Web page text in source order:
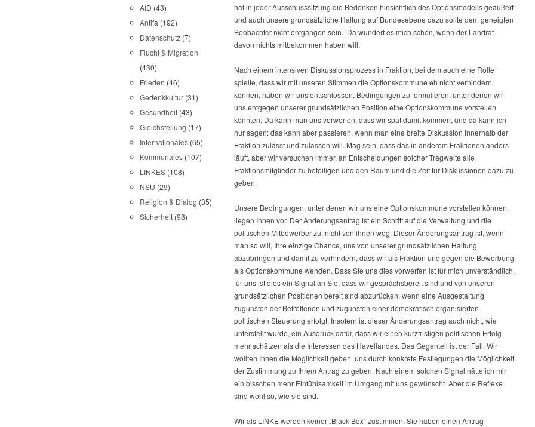
AfD (43)
Antifa (192)
Datenschutz (7)
Flucht & Migration
(430)
Frieden (46)
Gedenkkultur (31)
Gesundheit (43)
Gleichstellung (17)
Internationales (65)
Kommunales (107)
LINKES (108)
NSU (29)
Religion & Dialog (35)
Sicherheit (98)
hat in jeder Ausschusssitzung die Bedenken hinsichtlich des Optionsmodells geäußert
und auch unsere grundsätzliche Haltung auf Bundesebene dazu sollte dem geneigten
Beobachter nicht entgangen sein. Da wundert es mich schon, wenn der Landrat
davon nichts mitbekommen haben will.
Nach einem intensiven Diskussionsprozess in Fraktion, bei dem auch eine Rolle
spielte, dass wir mit unseren Stimmen die Optionskommune eh nicht verhindern
können, haben wir uns entschlossen, Bedingungen zu formulieren, unter denen wir
uns entgegen unserer grundsätzlichen Position eine Optionskommune vorstellen
könnten. Da kann man uns vorwerfen, dass wir spät damit kommen, und da kann ich
nur sagen: das kann aber passieren, wenn man eine breite Diskussion innerhalb der
Fraktion zulässt und zulassen will. Mag sein, dass das in anderem Fraktionen anders
läuft, aber wir versuchen immer, an Entscheidungen solcher Tragweite alle
Fraktionsmitglieder zu beteiligen und den Raum und die Zeit für Diskussionen dazu zu
geben.
Unsere Bedingungen, unter denen wir uns eine Optionskommune vorstellen können,
liegen Ihnen vor. Der Änderungsantrag ist ein Schritt auf die Verwaltung und die
politischen Mitbewerber zu, nicht von ihnen weg. Dieser Änderungsantrag ist, wenn
man so will, Ihre einzige Chance, uns von unserer grundsätzlichen Haltung
abzubringen und damit zu verhindern, dass wir als Fraktion und gegen die Bewerbung
als Optionskommune wenden. Dass Sie uns dies vorwerfen ist für mich unverständlich,
für uns ist dies ein Signal an Sie, dass wir gesprächsbereit sind und von unseren
grundsätzlichen Positionen bereit sind abzurücken, wenn eine Ausgestaltung
zugunsten der Betroffenen und zugunsten einer demokratisch organisierten
politischen Steuerung erfolgt. Insofern ist dieser Änderungsantrag auch nicht, wie
unterstellt wurde, ein Ausdruck dafür, dass wir einen kurzfristigen politischen Erfolg
mehr schätzen als die Interessen des Havellandes. Das Gegenteil ist der Fall. Wir
wollten Ihnen die Möglichkeit geben, uns durch konkrete Festlegungen die Möglichkeit
der Zustimmung zu Ihrem Antrag zu geben. Nach einem solchen Signal hätte ich mir
ein bisschen mehr Einfühlsamkeit im Umgang mit uns gewünscht. Aber die Reflexe
sind wohl so, wie sie sind.
Wir als LINKE werden keiner „Black Box“ zustimmen. Sie haben einen Antrag